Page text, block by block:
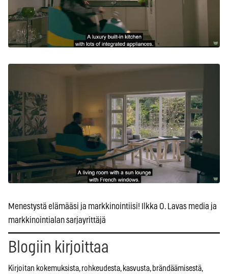
Menestystä elämääsi ja markkinointiisi! Ilkka O. Lavas media ja
markkinointialan sarjayrittäjä
Blogiin kirjoittaa
Kirjoitan kokemuksista, rohkeudesta, kasvusta, brändäämisestä,